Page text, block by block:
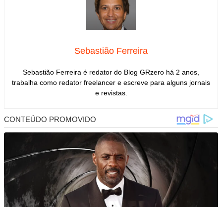
Sebastião Ferreira
Sebastião Ferreira é redator do Blog GRzero há 2 anos,
trabalha como redator freelancer e escreve para alguns jornais
e revistas.